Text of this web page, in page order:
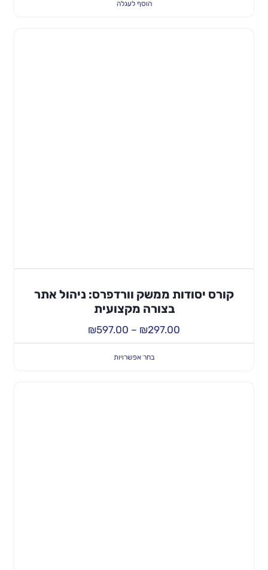
הוסף לעגלה
קורס יסודות ממשק וורדפרס: ניהול אתר
בצורה מקצועית
₪297.00
–
₪597.00
בחר אפשרויות